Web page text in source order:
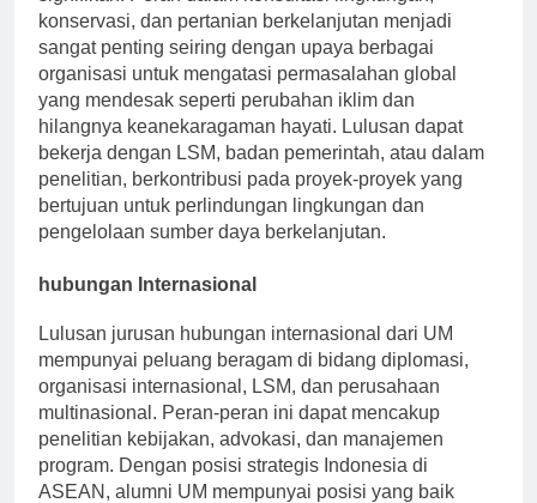
konservasi, dan pertanian berkelanjutan menjadi
sangat penting seiring dengan upaya berbagai
organisasi untuk mengatasi permasalahan global
yang mendesak seperti perubahan iklim dan
hilangnya keanekaragaman hayati. Lulusan dapat
bekerja dengan LSM, badan pemerintah, atau dalam
penelitian, berkontribusi pada proyek-proyek yang
bertujuan untuk perlindungan lingkungan dan
pengelolaan sumber daya berkelanjutan.
hubungan Internasional
Lulusan jurusan hubungan internasional dari UM
mempunyai peluang beragam di bidang diplomasi,
organisasi internasional, LSM, dan perusahaan
multinasional. Peran-peran ini dapat mencakup
penelitian kebijakan, advokasi, dan manajemen
program. Dengan posisi strategis Indonesia di
ASEAN, alumni UM mempunyai posisi yang baik